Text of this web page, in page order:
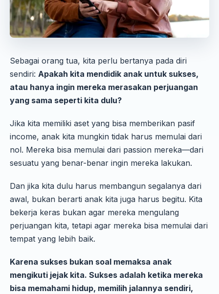
Sebagai orang tua, kita perlu bertanya pada diri
sendiri: Apakah kita mendidik anak untuk sukses,
atau hanya ingin mereka merasakan perjuangan
yang sama seperti kita dulu?
Jika kita memiliki aset yang bisa memberikan pasif
income, anak kita mungkin tidak harus memulai dari
nol. Mereka bisa memulai dari passion mereka—dari
sesuatu yang benar-benar ingin mereka lakukan.
Dan jika kita dulu harus membangun segalanya dari
awal, bukan berarti anak kita juga harus begitu. Kita
bekerja keras bukan agar mereka mengulang
perjuangan kita, tetapi agar mereka bisa memulai dari
tempat yang lebih baik.
Karena sukses bukan soal memaksa anak
mengikuti jejak kita. Sukses adalah ketika mereka
bisa memahami hidup, memilih jalannya sendiri,